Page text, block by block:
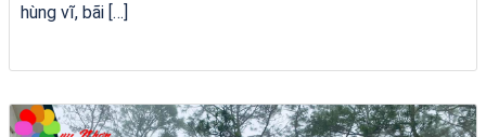
hùng vĩ, bãi […]
tour ghép Hòn Khô